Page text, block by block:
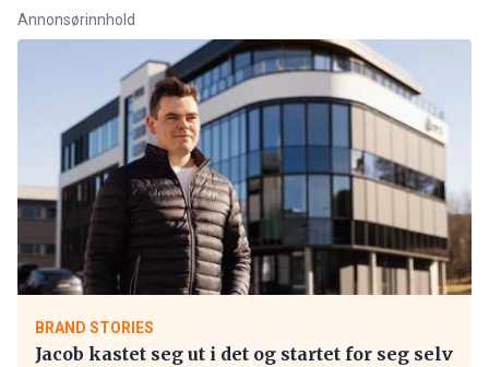
Annonsørinnhold
BRAND STORIES
Jacob kastet seg ut i det og startet for seg selv